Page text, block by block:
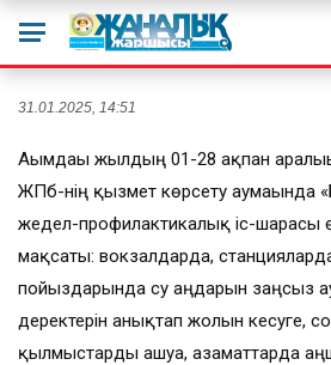
31.01.2025, 14:51
Ағымдағы жылдың 01-28 ақпан
ЖПб-нің қызмет көрсету аумағында
жедел-профилактикалық іс-шарасы
мақсаты: вокзалдарда,
пойыздарында су аңдарын заңсыз
деректерін анықтап жолын кесуге,
қылмыстарды ашуға, азаматтарда